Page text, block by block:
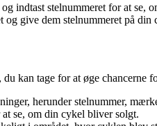
indtast stelnummeret for at se,
give dem stelnummeret på din
kan tage for at øge chancerne
herunder stelnummer,
se, om din cykel bliver solgt.